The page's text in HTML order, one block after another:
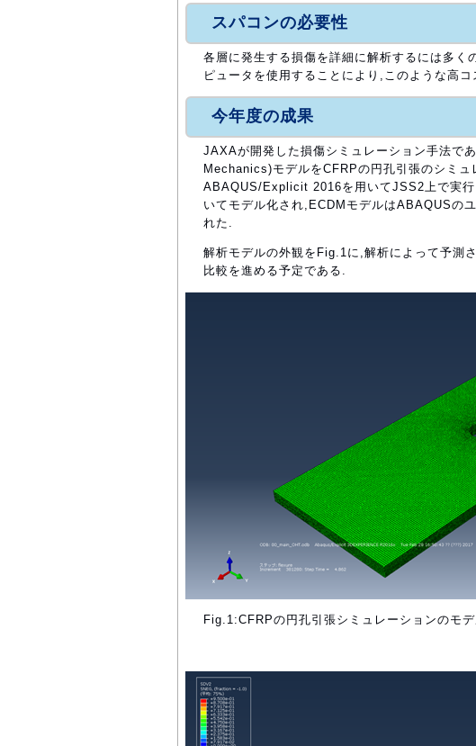
スパコンの必要性
各層に発生する損傷を詳細に解析するには多
ピュータを使用することにより,このような高
今年度の成果
JAXAが開発した損傷シミュレーション手法
Mechanics)モデルをCFRPの円孔引張のシミ
ABAQUS/Explicit 2016を用いてJSS2上で実行
いてモデル化され,ECDMモデルはABAQUSの
れた.
解析モデルの外観をFig.1に,解析によって予測
比較を進める予定である.
Fig.1:CFRPの円孔引張シミュレーションのモ